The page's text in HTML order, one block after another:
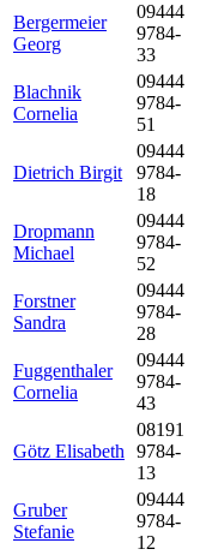
Bergermeier
Georg
09444
9784-
33
Blachnik
Cornelia
09444
9784-
51
Dietrich Birgit
09444
9784-
18
Dropmann
Michael
09444
9784-
52
Forstner
Sandra
09444
9784-
28
Fuggenthaler
Cornelia
09444
9784-
43
Götz Elisabeth
08191
9784-
13
Gruber
Stefanie
09444
9784-
12